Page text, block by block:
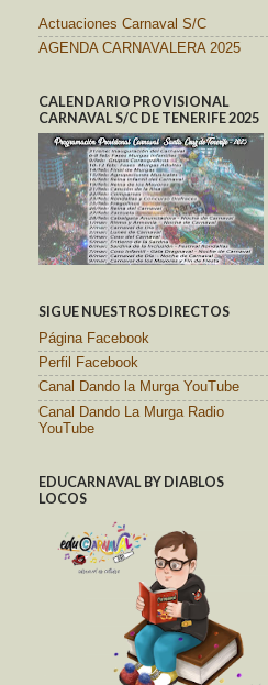
Actuaciones Carnaval S/C
AGENDA CARNAVALERA 2025
CALENDARIO PROVISIONAL
CARNAVAL S/C DE TENERIFE 2025
SIGUE NUESTROS DIRECTOS
Página Facebook
Perfil Facebook
Canal Dando la Murga YouTube
Canal Dando La Murga Radio
YouTube
EDUCARNAVAL BY DIABLOS
LOCOS